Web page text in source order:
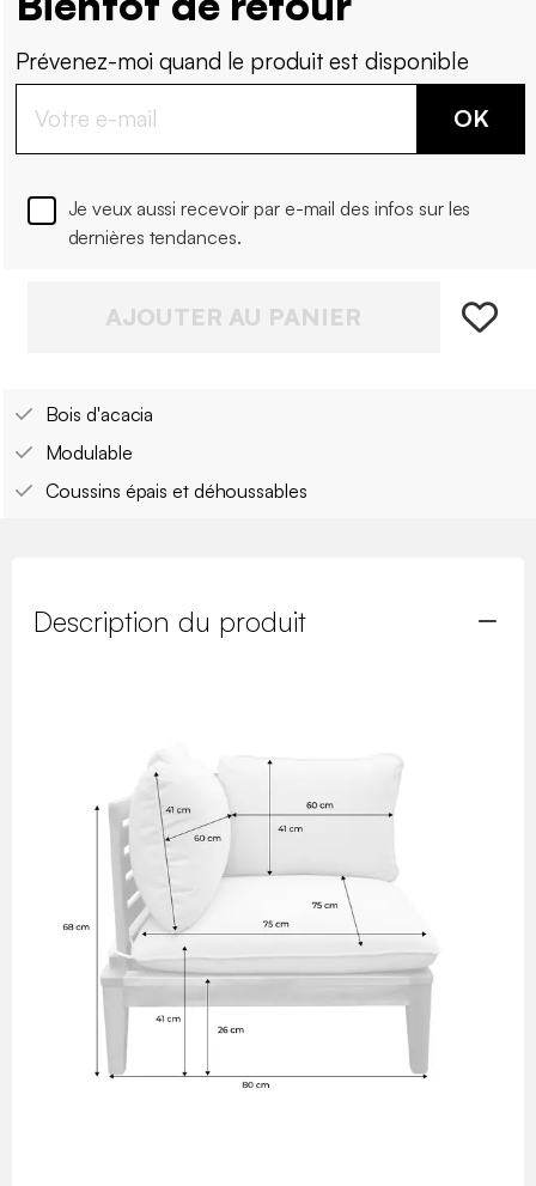
Prévenez-moi quand le produit est disponible
OK
Je veux aussi recevoir par e-mail des infos sur les
dernières tendances.
AJOUTER AU PANIER
Bois d'acacia
Modulable
Coussins épais et déhoussables
Description du produit